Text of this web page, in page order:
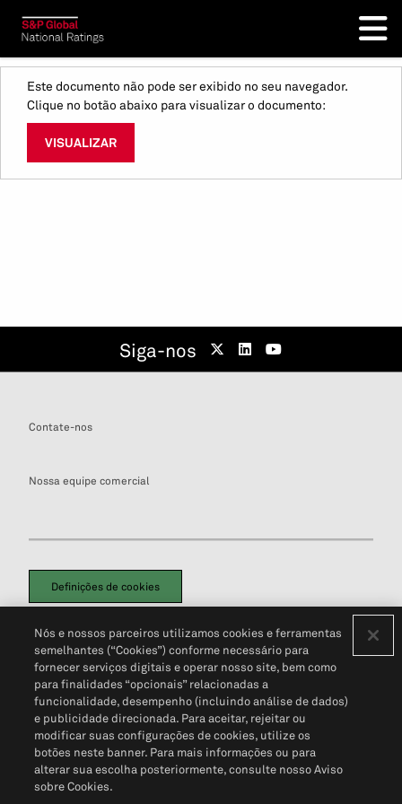
Este documento não pode ser exibido no seu navegador.
Clique no botão abaixo para visualizar o documento:
VISUALIZAR
Siga-nos
Contate-nos
Nossa equipe comercial
Definições de cookies
Política de PrivacidadePortal de privacidade do cliente (em inglês)
Não Venda Minhas Informações Pessoais© 2026 S&P Global
Nós e nossos parceiros utilizamos cookies e ferramentas
semelhantes (“Cookies”) conforme necessário para
fornecer serviços digitais e operar nosso site, bem como
para finalidades “opcionais” relacionadas a
funcionalidade, desempenho (incluindo análise de dados)
e publicidade direcionada. Para aceitar, rejeitar ou
modificar suas configurações de cookies, utilize os
botões neste banner. Para mais informações ou para
alterar sua escolha posteriormente, consulte nosso Aviso
sobre Cookies.